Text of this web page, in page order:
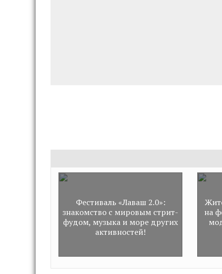
Фестиваль «Лаваш 2.0»:
знакомство с мировым стрит-
фудом, музыка и море других
активностей!
на